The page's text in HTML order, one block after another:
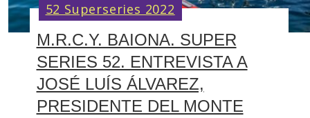
M.R.C.Y. BAIONA. SUPER
SERIES 52. ENTREVISTA A
JOSÉ LUÍS ÁLVAREZ,
PRESIDENTE DEL MONTE
52 Superseries 2022